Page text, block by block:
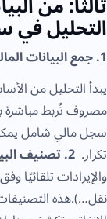
التحليل
1. جمع البيانات المالية بدقة
يبدأ التحليل من
مصروف تُربط مباشرة
سجل مالي شامل يمكن
تكرار. 2. تصنيف البيانات وتحليلها
والإيرادات تلقائيًا
نقل…).هذه التصنيفات